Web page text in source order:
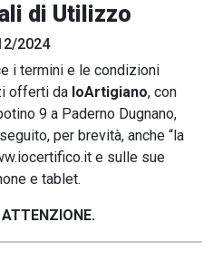
di Utilizzo
2024
i termini e le condizioni
offerti da IoArtigiano, con
9 a Paderno Dugnano,
per brevità, anche “la
e sulle sue
e tablet.
ATTENZIONE.